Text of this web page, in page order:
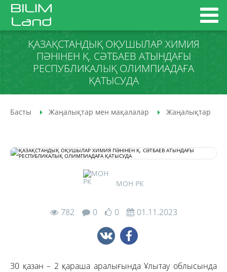
ҚАЗАҚСТАНДЫҚ ОҚУШЫЛАР ХИМИЯ
ПӘНІНЕН Қ. СӘТБАЕВ АТЫНДАҒЫ
РЕСПУБЛИКАЛЫҚ ОЛИМПИАДАҒА
ҚАТЫСУДА
Басты Жаңалықтар мен мақалалар Жаңалықтар
МОН РК
782 0 0 01.11.2023
30 қазан – 2 қараша аралығында Ұлытау облысында